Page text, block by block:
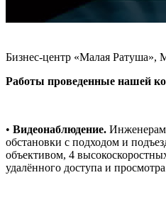
Бизнес-центр «Малая Ратуша»,
Работы проведенные нашей
• Видеонаблюдение.
обстановки с подходом и
объективом, 4
удалённого доступа и